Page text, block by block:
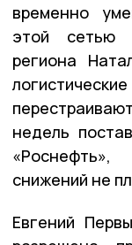
временно
этой сетью
региона
недель
снижений не
Евгений